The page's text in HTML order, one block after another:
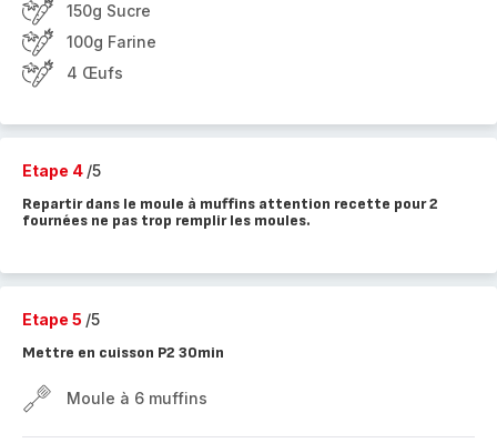
150g Sucre
100g Farine
4 Œufs
Etape 4 /5
Repartir dans le moule à muffins attention recette pour 2
fournées ne pas trop remplir les moules.
Etape 5 /5
Mettre en cuisson P2 30min
Moule à 6 muffins